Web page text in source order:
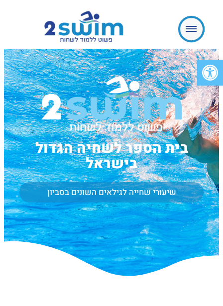
פתח סרגל נגישות
בית הספר לשחיה הגדול
בישראל
שיעורי שחייה לגילאים השונים בסביון